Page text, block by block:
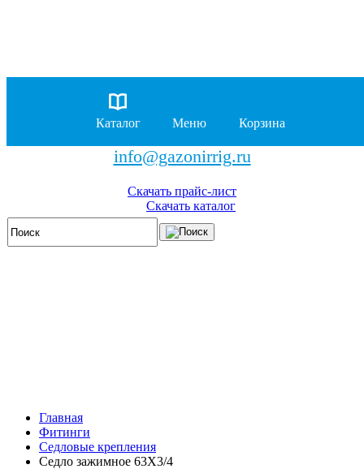
8 (929)
8 (929)
962-01-18
info@gazonirrig.ru
Скачать прайс-лист
Скачать каталог
Главная
Фитинги
Седловые крепления
Седло зажимное 63Х3/4
Каталог Меню Корзина